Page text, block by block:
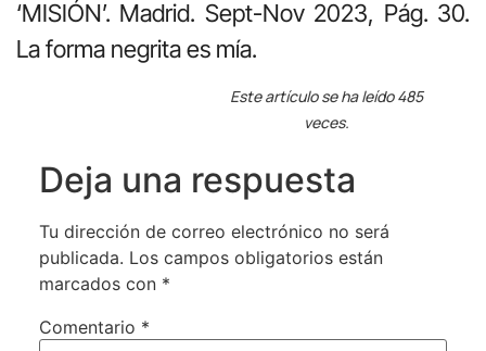
‘MISIÓN’. Madrid. Sept-Nov 2023, Pág. 30.
La forma negrita es mía.
Este artículo se ha leído 485
veces.
Deja una respuesta
Tu dirección de correo electrónico no será
publicada. Los campos obligatorios están
marcados con *
Comentario *